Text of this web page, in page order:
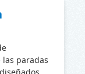
paradas